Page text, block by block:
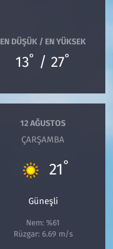
EN DÜŞÜK / EN YÜKSEK
13° / 27°
12 AĞUSTOS
ÇARŞAMBA
21°
Güneşli
Nem: %61
Rüzgar: 6.69 m/s